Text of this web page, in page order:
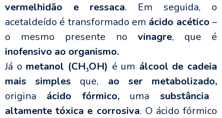
vermelhidão e ressaca. Em seguida, o
acetaldeído é transformado em ácido acético –
o mesmo presente no vinagre, que é
inofensivo ao organismo.
Já o metanol (CH₃OH) é um álcool de cadeia
mais simples que, ao ser metabolizado,
origina ácido fórmico,uma substância
altamente tóxica e corrosiva. O ácido fórmico